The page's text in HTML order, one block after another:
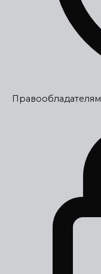
Правообладателям